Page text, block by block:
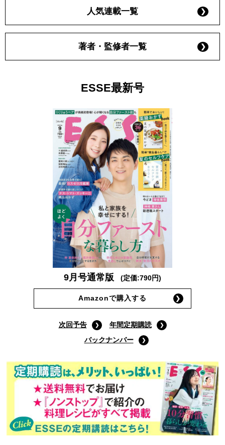
人気連載一覧
著者・監修者一覧
ESSE最新号
9月号通常版 (定価:790円)
Amazonで購入する
次回予告
年間定期購読
バックナンバー